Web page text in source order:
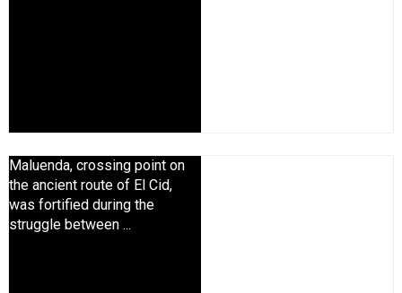
Maluenda, crossing point on
the ancient route of El Cid,
was fortified during the
struggle between ...